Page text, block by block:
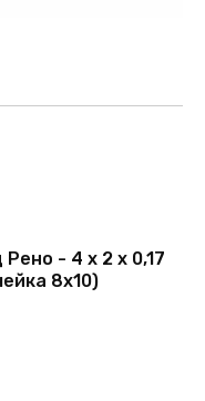
- 4 х 2 х 0,17
8х10)